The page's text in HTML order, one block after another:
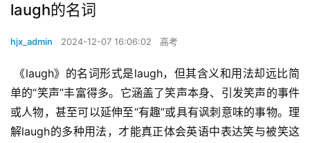
laugh的名词
hjx_admin 2024-12-07 16:06:02 高考
单的“笑声”丰富得多。它涵盖了笑声本身、引发笑声的事件
或人物，甚至可以延伸至“有趣”或具有讽刺意味的事物。理
解laugh的多种用法，才能真正体会英语中表达笑与被笑这